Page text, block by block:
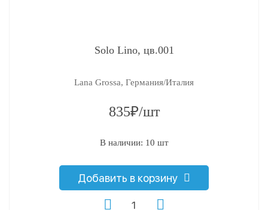
Solo Lino, цв.001
Lana Grossa, Германия/Италия
835₽/шт
В наличии: 10 шт
Добавить в корзину